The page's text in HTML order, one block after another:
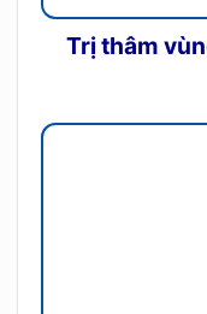
Trị thâm